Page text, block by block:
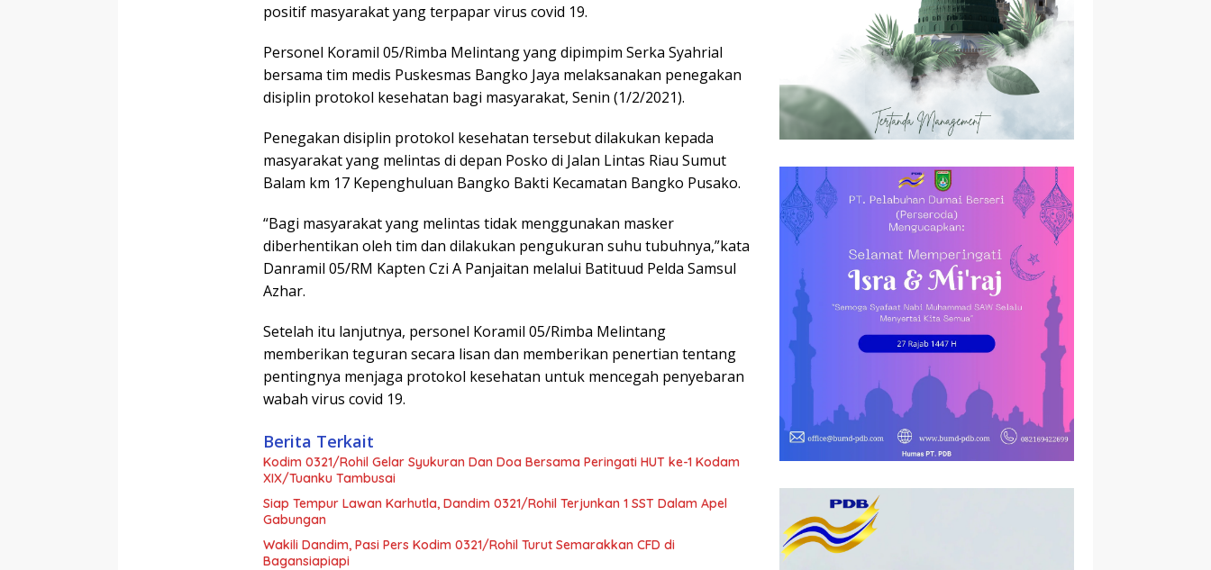
positif masyarakat yang terpapar virus covid 19.
Personel Koramil 05/Rimba Melintang yang dipimpim Serka Syahrial
bersama tim medis Puskesmas Bangko Jaya melaksanakan penegakan
disiplin protokol kesehatan bagi masyarakat, Senin (1/2/2021).
Penegakan disiplin protokol kesehatan tersebut dilakukan kepada
masyarakat yang melintas di depan Posko di Jalan Lintas Riau Sumut
Balam km 17 Kepenghuluan Bangko Bakti Kecamatan Bangko Pusako.
“Bagi masyarakat yang melintas tidak menggunakan masker
diberhentikan oleh tim dan dilakukan pengukuran suhu tubuhnya,”kata
Danramil 05/RM Kapten Czi A Panjaitan melalui Batituud Pelda Samsul
Azhar.
Setelah itu lanjutnya, personel Koramil 05/Rimba Melintang
memberikan teguran secara lisan dan memberikan penertian tentang
pentingnya menjaga protokol kesehatan untuk mencegah penyebaran
wabah virus covid 19.
Berita Terkait
Kodim 0321/Rohil Gelar Syukuran Dan Doa Bersama Peringati HUT ke-1 Kodam
XIX/Tuanku Tambusai
Siap Tempur Lawan Karhutla, Dandim 0321/Rohil Terjunkan 1 SST Dalam Apel
Gabungan
Wakili Dandim, Pasi Pers Kodim 0321/Rohil Turut Semarakkan CFD di
Bagansiapiapi